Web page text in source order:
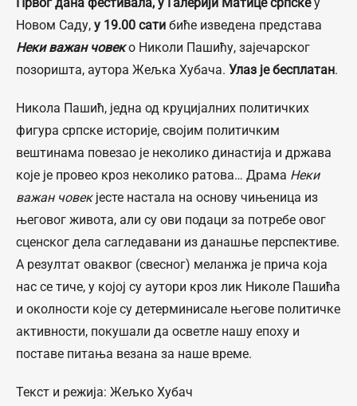
Новом Саду, у 19.00 сати биће изведена представа
Неки важан човеко Николи Пашићу, зајечарског
позоришта, аутора Жељка Хубача. Улаз је бесплатан.
Никола Пашић, једна од круцијалних политичких
фигура српске историје, својим политичким
вештинама повезао је неколико династија и држава
које је провео кроз неколико ратова… Драма Неки
важан човекјесте настала на основу чињеница из
његовог живота, али су ови подаци за потребе овог
сценског дела сагледавани из данашње перспективе.
А резултат оваквог (свесног) меланжа је прича која
нас се тиче, у којој су аутори кроз лик Николе Пашића
и околности које су детерминисале његове политичке
активности, покушали да осветле нашу епоху и
поставе питања везана за наше време.
Текст и режија: Жељко Хубач